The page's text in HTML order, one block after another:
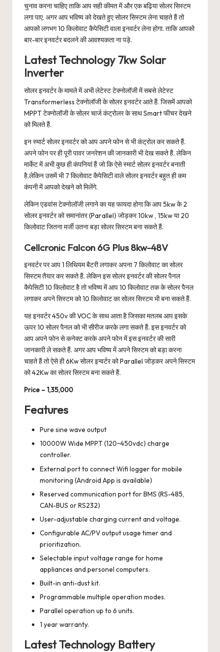
चुनाव करना चाहिए ताकि आप सही कीमत में और एक बढ़िया सोलर सिस्टम
लगा पाए. अगर आप भविष्य को देखते हुए सोलर सिस्टम लेना चाहते हैं तो
आपको लगभग 10 किलोवाट कैपेसिटी वाला इनवर्टर लेना होगा. ताकि आपको
बार-बार इनवर्टर बदलने की आवश्यकता ना पड़े.
Latest Technology 7kw Solar
Inverter
सोलर इनवर्टर के मामले में अभी लेटेस्ट टेक्नोलॉजी में सबसे लेटेस्ट
Transformerless टेक्नोलॉजी के सोलर इनवर्टर आते हैं. जिसमें आपको
MPPT टेक्नोलॉजी के सोलर चार्ज कंट्रोलर के साथ Smart फीचर देखने
को मिलते हैं.
इन स्मार्ट सोलर इनवर्टर को आप अपने फोन से भी कंट्रोल कर सकते हैं.
अपने फोन पर ही पूरी पावर जनरेशन की जानकारी भी देख सकते हैं. लेकिन
मार्केट में अभी कुछ ही कंपनियां हैं जो कि ऐसे स्मार्ट सोलर इनवर्टर बनाती
है.लेकिन उसमें भी 7 किलोवाट कैपेसिटी वाले सोलर इनवर्टर बहुत ही कम
कंपनी में आपको देखने को मिलेंगे.
लेकिन एडवांस टेक्नोलॉजी लगाने का यह फायदा होगा कि आप 5kw के 2
सोलर इनवर्टर को समानांतर (Parallel) जोड़कर 10kw , 15kw या 20
किलोवाट जितना मर्जी उतना बड़ा सोलर सिस्टम बना सकते हैं.
Cellcronic Falcon 6G Plus 8kw-48V
इनवर्टर पर आप 1 लिथियम बैटरी लगाकर अपना 7 किलोवाट का सोलर
सिस्टम तैयार कर सकते हैं. लेकिन इस सोलर इनवर्टर की सोलर पैनल
कैपेसिटी 10 किलोवाट है तो भविष्य में आप 10 किलोवाट तक के सोलर पैनल
लगाकर अपने सिस्टम को 10 किलोवाट का सोलर सिस्टम भी बना सकते हैं.
यह इनवर्टर 450v की VOC के साथ आता है जिसका मतलब आप इसके
ऊपर 10 सोलर पैनल को भी सीरीज करके लगा सकते हैं. इस इनवर्टर को
आप अपने फोन से कनेक्ट करके अपने फोन में इस इनवर्टर की सारी
जानकारी ले सकते हैं. अगर आप भविष्य में अपने सिस्टम को बड़ा करना
चाहते हैं तो ऐसे ही 6Kw सोलर इन्वर्टर को Parallel जोड़कर अपने सिस्टम
को 42Kw का सोलर सिस्टम बना सकते हैं.
Price – 1,35,000
Features
Pure sine wave output
10000W Wide MPPT (120~450vdc) charge
controller.
External port to connect Wifi logger for mobile
monitoring (Android App is available)
Reserved communication port for BMS (RS-485,
CAN-BUS or RS232)
User-adjustable charging current and voltage.
Configurable AC/PV output usage timer and
prioritization.
Selectable input voltage range for home
appliances and personel computers.
Built-in anti-dust kit.
Programmable multiple operation modes.
Parallel operation up to 6 units.
1 year warranty.
Latest Technology Battery